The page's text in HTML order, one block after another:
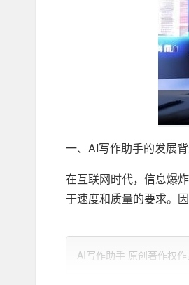
一、AI写作助手的发展
在互联网时代，信息爆
于速度和质量的要求。
360AI写作助手是360
AI写作助手 原创著作权